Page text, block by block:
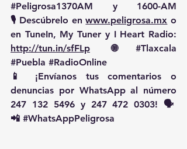
#Peligrosa1370AM y 1600-AM
🎙️ Descúbrelo en www.peligrosa.mx o
http://tun.in/sfFLp 🌐 #Tlaxcala
#Puebla #RadioOnline
📱 ¡Envíanos tus comentarios o
denuncias por WhatsApp al número
247 132 5496 y 247 472 0303! 🗣️
📲 #WhatsAppPeligrosa